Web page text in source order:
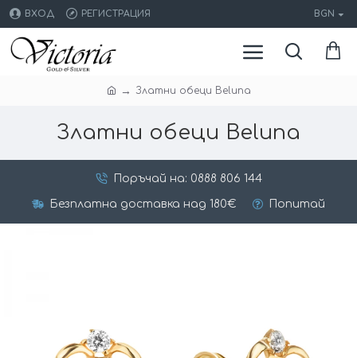
ВХОД РЕГИСТРАЦИЯ BGN
Златни обеци Beluna
Златни обеци Beluna
Поръчай на: 0888 806 144
Безплатна доставка над 180€ Попитай